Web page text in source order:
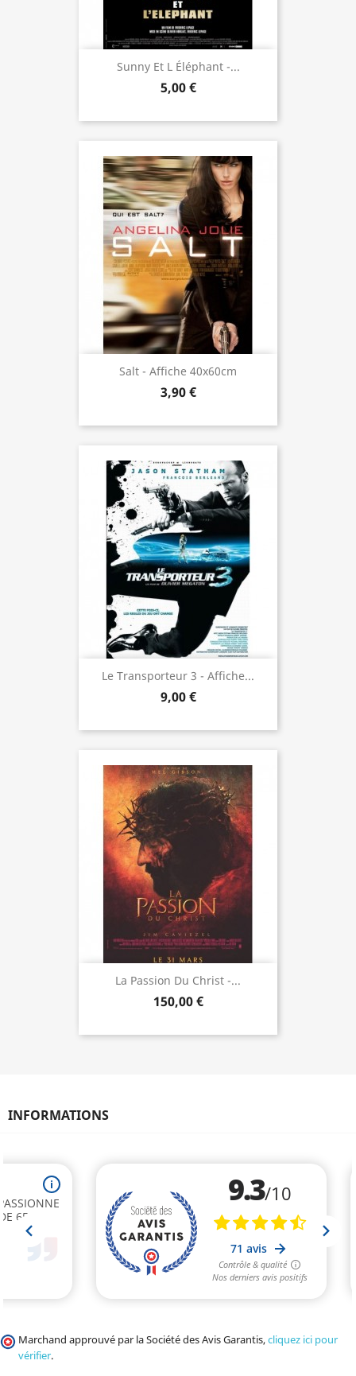
Sunny Et L Éléphant -...
5,00 €
Salt - Affiche 40x60cm
3,90 €
Le Transporteur 3 - Affiche...
9,00 €
La Passion Du Christ -...
150,00 €
INFORMATIONS
Marchand approuvé par la Société des Avis Garantis,cliquez ici pour
vérifier.